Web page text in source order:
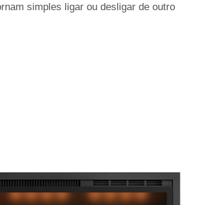
simples ligar ou desligar de outro